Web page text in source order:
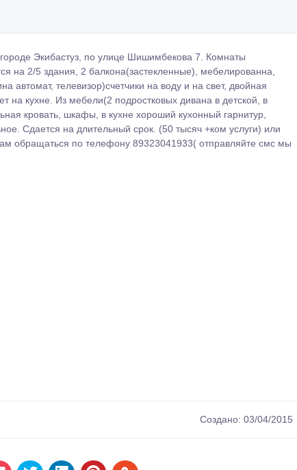
Экибастуз, по улице Шишимбекова 7. Комнаты
на 2/5 здания, 2 балкона(застекленные), мебелированна,
автомат, телевизор)счетчики на воду и на свет, двойная
на кухне. Из мебели(2 подростковых дивана в детской, в
кровать, шкафы, в кухне хороший кухонный гарнитур,
Сдается на длительный срок. (50 тысяч +ком услуги) или
обращаться по телефону 89323041933( отправляйте смс мы
Создано: 03/04/2015